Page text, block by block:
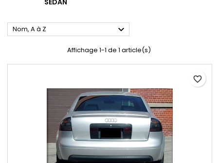
SEDAN
Nom, A à Z 
Affichage 1-1 de 1 article(s)
favorite_border